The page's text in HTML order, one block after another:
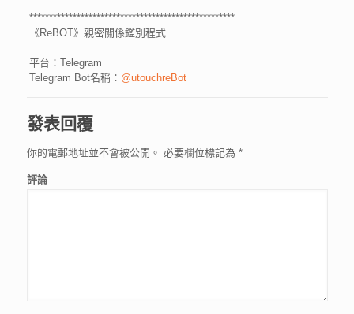
****************************************************
《ReBOT》親密關係鑑別程式
平台：Telegram
Telegram Bot名稱： @utouchreBot
發表回覆
你的電郵地址並不會被公開。 必要欄位標記為 *
評論